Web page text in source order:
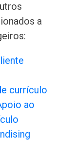
a
currículo
ao